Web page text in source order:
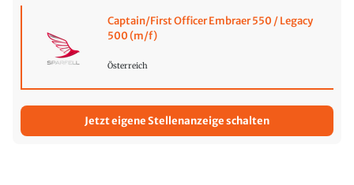
Captain/First Officer Embraer 550 / Legacy
500 (m/f)
Österreich
Jetzt eigene Stellenanzeige schalten